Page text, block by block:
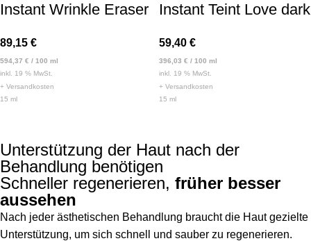
Instant Wrinkle Eraser
89,15 €
594,37 € / 100 ml
inkl. 19 % MwSt.
+ Versandkosten
15 ml
Instant Teint Love dark
59,40 €
396,03 € / 100 ml
inkl. 19 % MwSt.
+ Versandkosten
15 ml
Unterstützung der Haut nach der
Behandlung benötigen
Schneller regenerieren, früher besser
aussehen
Nach jeder ästhetischen Behandlung braucht die Haut gezielte
Unterstützung, um sich schnell und sauber zu regenerieren.